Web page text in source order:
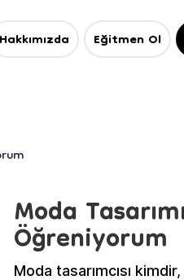
Hakkımızda Eğitmen Ol
Moda
Öğreniyorum
Moda tasarımcısı kimdir,